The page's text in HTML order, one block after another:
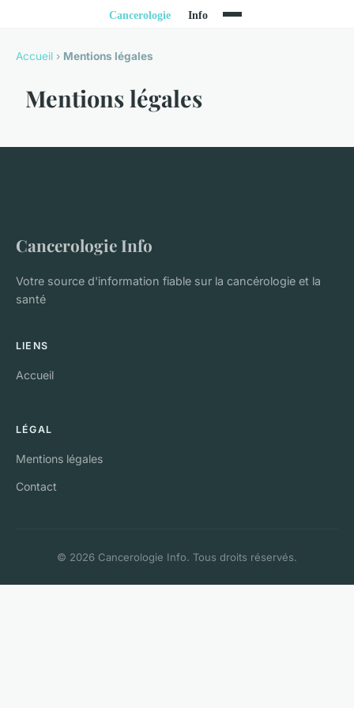
Accueil › Mentions légales
Mentions légales
Cancerologie Info
Votre source d'information fiable sur la cancérologie et la
santé
LIENS
Accueil
LÉGAL
Mentions légales
Contact
© 2026 Cancerologie Info. Tous droits réservés.